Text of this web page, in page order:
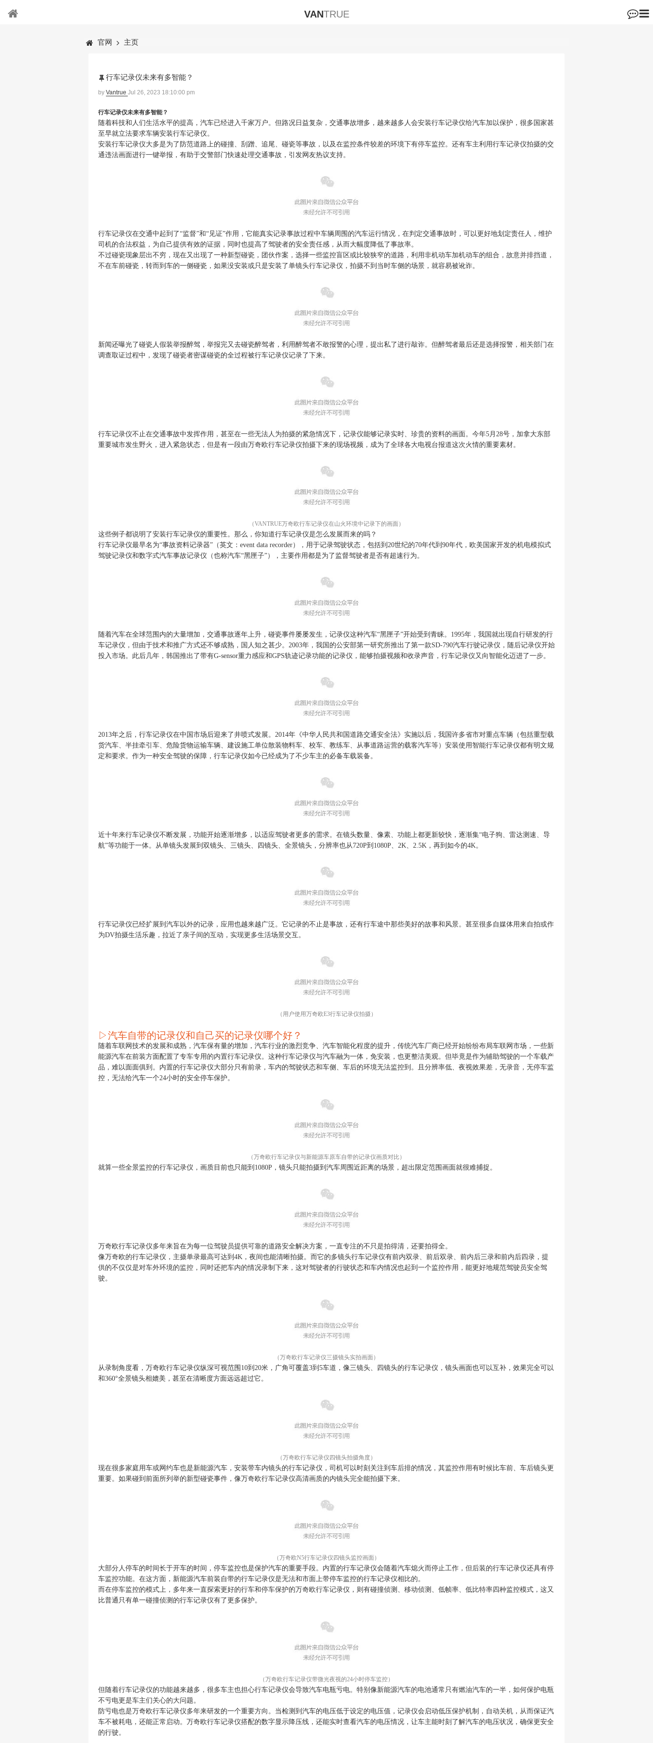
VANTRUE
官网 主页
行车记录仪未来有多智能？
by Vantrue Jul 26, 2023 18:10:00 pm
行车记录仪未来有多智能？
随着科技和人们生活水平的提高，汽车已经进入千家万户。但路况日益复杂，交通事故增多，越来越多人会安装行车记录仪给汽车加以保护，很多国家甚
至早就立法要求车辆安装行车记录仪。
安装行车记录仪大多是为了防范道路上的碰撞、 刮蹭、追尾 、碰瓷等事故，以及在监控条件较差的环境下有停车监控。还有车主利用行车记录仪拍摄的交
通违法画面进行一键举报，有助于交警部门快速处理交通事故，引发网友热议支持。
行车记录仪在交通中起到了“监督”和“见证”作用， 它能真实记录事故过程中车辆周围的汽车运行情况， 在判定交通事故时， 可以更好地划定责任人，维护
司机的合法权益，为自己提供有效的证据，同时也提高了驾驶者的安全责任感，从而大幅度降低了事故率。
不过碰瓷现象层出不穷，现在又出现了一种新型碰瓷，团伙作案，选择一些监控盲区或比较狭窄的道路，利用非机动车加机动车的组合，故意并排挡道，
不在车前碰瓷，转而到车的一侧碰瓷，如果没安装或只是安装了单镜头行车记录仪，拍摄不到当时车侧的场景，就容易被讹诈。
新闻还曝光了碰瓷人假装举报醉驾，举报完又去碰瓷醉驾者，利用醉驾者不敢报警的心理，提出私了进行敲诈。但醉驾者最后还是选择报警，相关部门在
调查取证过程中，发现了碰瓷者密谋碰瓷的全过程被行车记录仪记录了下来。
行车记录仪不止在交通事故中发挥作用，甚至在一些无法人为拍摄的紧急情况下，记录仪能够记录实时、珍贵的资料的画面 。 今年5月28号，加拿大东部
重要城市发生野火，进入紧急状态，但是有一段由万奇欧行车记录仪拍摄下来的现场视频，成为了全球各大电视台报道这次火情的重要素材。
（VANTRUE万奇欧行车记录仪在山火环境中记录下的画面）
这些例子都说明了安装行车记录仪的重要性。那么，你知道行车记录仪是怎么发展而来的吗？
行车记录仪最早名为“事故资料记录器”（英文 ： event data recorder） ， 用于记录驾驶状态，包括到 20世纪的70年代到90年代，欧美国家开发的机电模拟式
驾驶记录仪和数字式汽车事故记录仪（也称汽车“黑匣子”），主要作用都是为了监督驾驶者是否有超速行为。
随着汽车在全球范围内的大量增加，交通事故逐年上升， 碰瓷事件屡屡发生，记录仪这种汽车“黑匣子”开始受到青睐。1995年，我国就出现自行研发的行
车记录仪，但由于技术和推广方式还不够成熟，国人知之甚少。2003年，我国的公安部第一研究所推出了第一款SD-790汽车行驶记录仪，随后记录仪开始
投入市场。此后几年，韩国推出了带有G-sensor重力感应和GPS轨迹记录功能的记录仪，能够拍摄视频和收录声音，行车记录仪又向智能化迈进了一步。
2013年之后，行车记录仪在中国市场后迎来了井喷式发展 。 2014年《中华人民共和国道路交通安全法》实施以后，我国许多省市对重点车辆（包括重型载
货汽车、半挂牵引车、危险货物运输车辆、建设施工单位散装物料车、校车、教练车、从事道路运营的载客汽车等）安装使用智能行车记录仪都有明文规
定和要求。 作为一种安全驾驶的保障，行车记录仪如今已经成为了不少车主的必备车载装备。
近十年来行车记录仪不断发展，功能开始逐渐增多，以适应驾驶者更多的需求。在镜头数量、像素、功能上都更新较快，逐渐集“电子狗、雷达测速、导
航”等功能于一体。从单镜头发展到双镜头、三镜头、四镜头、全景镜头，分辨率也从720P到1080P、2K、2.5K，再到如今的4K。
行车记录仪已经扩展到汽车以外的记录，应用也越来越广泛。它记录的不止是事故，还有行车途中那些美好的故事和风景。甚至很多自媒体用来自拍或作
为DV拍摄生活乐趣，拉近了亲子间的互动，实现更多生活场景交互。
（ 用户使用万奇欧E3行车记录仪拍摄）
▷汽车自带的记录仪和自己买的记录仪哪个好？
随着车联网技术的发展和成熟，汽车保有量的增加，汽车行业的激烈竞争、汽车智能化程度的提升，传统汽车厂商已经开始纷纷布局车联网市场，一些新
能源汽车在前装方面配置了专车专用的内置行车记录仪。这种行车记录仪与汽车融为一体，免安装，也更整洁美观。但毕竟是作为辅助驾驶的一个车载产
品，难以面面俱到。 内置的行车记录仪大部分只有前录，车内的驾驶状态和车侧、车后的环境无法监控到。且分辨率低、夜视效果差，无录音，无停车监
控，无法给汽车一个24小时的安全停车保护。
（万奇欧行车记录仪与新能源车原车自带的记录仪画质对比）
就算一些全景监控的行车记录仪 ，画质目前也只能到1080P，镜头只能拍摄到汽车周围近距离的场景，超出限定范围画面就很难捕捉 。
万奇欧行车记录仪多年来旨在为每一位驾驶员提供可靠的道路安全解决方案，一直专注的不只是拍得清，还要拍得全。
像万奇欧的行车记录仪，主摄单录最高可达到 4K，夜间也能清晰拍摄。而它的多镜头行车记录仪有前内双录、前后双录、前内后三录和前内后四录，提
供的不仅仅是对车外环境的监控，同时还把车内的情况录制下来，这对驾驶者的行驶状态和车内情况也起到一个监控作用，能更好地规范驾驶员安全驾
驶。
（万奇欧行车记录仪三摄镜头实拍画面）
从录制角度看， 万奇欧行车记录仪纵深可视范围 10到20米，广角可覆盖3到5车道，像三镜头、四镜头的行车记录仪，镜头画面也可以互补，效果完全可以
和360°全景镜头相媲美，甚至在清晰度方面远远超过它。
（万奇欧行车记录仪四镜头拍摄角度）
现在很多家庭用车或网约车也是新能源汽车，安装带车内镜头的行车记录仪，司机可以时刻关注到车后排的情况，其监控作用有时候比车前、车后镜头更
重要。如果碰到前面所列举的新型碰瓷事件，像万奇欧行车记录仪高清画质的内镜头完全能拍摄下来。
（万奇欧N5行车记录仪四镜头监控画面）
大部分人停车的时间长于开车的时间，停车监控也是保护汽车的重要手段。内置的行车记录仪会随着汽车熄火而停止工作，但后装的行车记录仪还具有停
车监控功能。在这方面，新能源汽车前装自带的行车记录仪是无法和市面上带停车监控的行车记录仪相比的。
而在停车监控的模式上，多年来一直探索更好的行车和停车保护的万奇欧行车记录仪，则有碰撞侦测、移动侦测、低帧率、低比特率四种监控模式，这又
比普通只有单一碰撞侦测的行车记录仪有了更多保护。
（万奇欧行车记录仪带微光夜视的24小时停车监控）
但随着行车记录仪的功能越来越多，很多车主也担心行车记录仪会导致汽车电瓶亏电。特别像新能源汽车的电池通常只有燃油汽车的一半，如何保护电瓶
不亏电更是车主们关心的大问题。
防亏电也是万奇欧行车记录仪多年来研发的一个重要方向。当检测到汽车的电压低于设定的电压值，记录仪会启动低压保护机制，自动关机，从而保证汽
车不被耗电，还能正常启动。万奇欧行车记录仪搭配的数字显示降压线，还能实时查看汽车的电压情况，让车主能时刻了解汽车的电压状况，确保更安全
的行驶。